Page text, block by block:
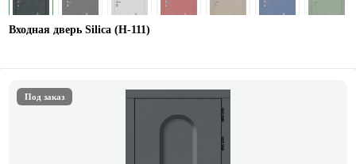
Входная дверь Silica (H-111)
Под заказ